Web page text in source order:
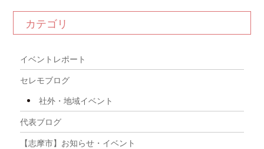
2025年11月
2025年9月
2025年7月
2025年6月
カテゴリ
イベントレポート
セレモブログ
社外・地域イベント
代表ブログ
【志摩市】お知らせ・イベント